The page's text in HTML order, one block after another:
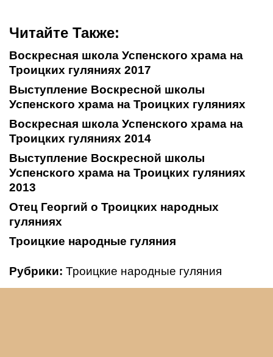
Читайте Также:
Воскресная школа Успенского храма на
Троицких гуляниях 2017
Выступление Воскресной школы
Успенского храма на Троицких гуляниях
Воскресная школа Успенского храма на
Троицких гуляниях 2014
Выступление Воскресной школы
Успенского храма на Троицких гуляниях
2013
Отец Георгий о Троицких народных
гуляниях
Троицкие народные гуляния
Рубрики: Троицкие народные гуляния